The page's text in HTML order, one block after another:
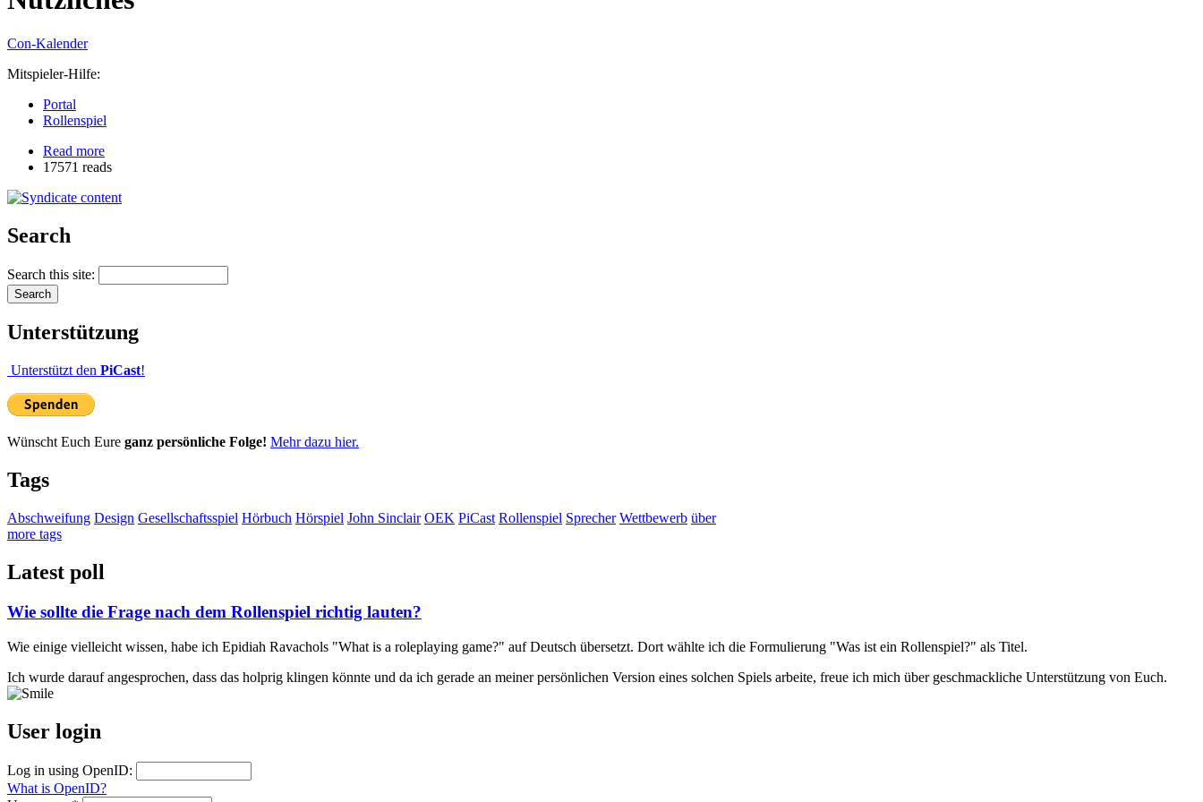
Con-Kalender
Mitspieler-Hilfe:
Portal
Rollenspiel
Read more
17571 reads
Search
Search this site:
Unterstützung
Unterstützt den PiCast!
Wünscht Euch Eure ganz persönliche Folge! Mehr dazu hier.
Tags
Abschweifung Design Gesellschaftsspiel Hörbuch Hörspiel John Sinclair OEK PiCast Rollenspiel Sprecher Wettbewerb über
more tags
Latest poll
Wie sollte die Frage nach dem Rollenspiel richtig lauten?
Wie einige vielleicht wissen, habe ich Epidiah Ravachols "What is a roleplaying game?" auf Deutsch übersetzt. Dort wählte ich die Formulierung "Was ist ein Rollenspiel?" als Titel.
Ich wurde darauf angesprochen, dass das holprig klingen könnte und da ich gerade an meiner persönlichen Version eines solchen Spiels arbeite, freue ich mich über geschmackliche Unterstützung von Euch.
User login
Log in using OpenID:
What is OpenID?